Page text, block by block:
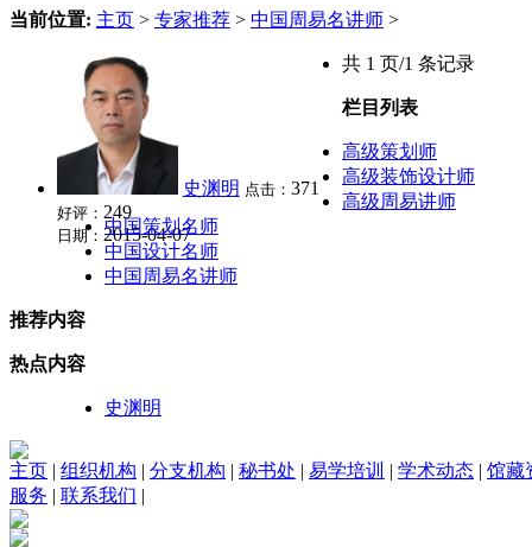
当前位置: 主页 > 专家推荐 > 中国周易名讲师 >
史渊明 点击： 371
好评： 249
日期： 2015-04-07
共 1 页/1 条记录
栏目列表
高级策划师
高级装饰设计师
高级周易讲师
中国策划名师
中国设计名师
中国周易名讲师
推荐内容
热点内容
史渊明
主页 | 组织机构 | 分支机构 | 秘书处 | 易学培训 | 学术动态 | 馆藏
服务 | 联系我们 |